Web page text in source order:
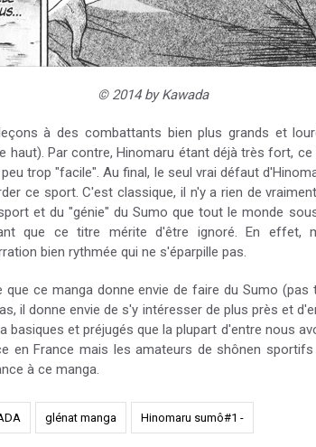
© 2014 by Kawada
à des combattants bien plus grands et
haut). Par contre, Hinomaru étant déjà très fort,
trop "facile". Au final, le seul vrai défaut
ce sport. C'est classique, il n'y a rien de
et du "génie" du Sumo que tout le monde
que ce titre mérite d'être ignoré. En effet,
bien rythmée qui ne s'éparpille pas.
que ce manga donne envie de faire du Sumo
il donne envie de s'y intéresser de plus près et
basiques et préjugés que la plupart d'entre nous
en France mais les amateurs de shônen
à ce manga.
glénat manga Hinomaru sumô#1 -